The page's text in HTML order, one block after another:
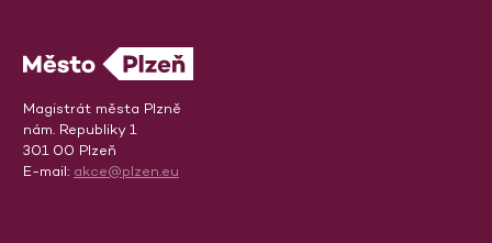
Magistrát města Plzně
nám. Republiky 1
301 00 Plzeň
E-mail: akce@plzen.eu